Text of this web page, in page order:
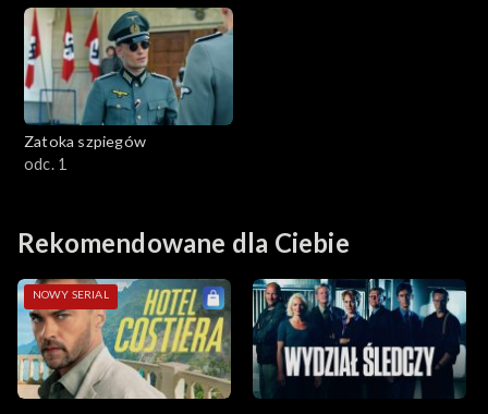
Zatoka szpiegów
odc. 1
Rekomendowane dla Ciebie
NOWY SERIAL